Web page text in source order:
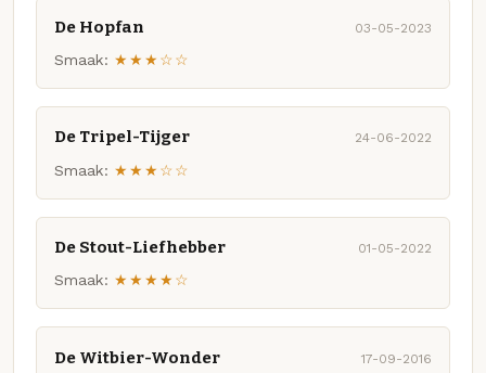
De Hopfan 03-05-2023
Smaak: ★★★☆☆
De Tripel-Tijger 24-06-2022
Smaak: ★★★☆☆
De Stout-Liefhebber 01-05-2022
Smaak: ★★★★☆
De Witbier-Wonder 17-09-2016